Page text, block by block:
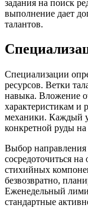
задания на поиск
выполнение дает
талантов.
Специализации
ресурсов. Ветки
навыка. Вложение
характеристикам и
механики. Каждый
конкретной руды
Выбор
сосредоточиться
стихийных
безвозвратно,
Еженедельный
стандартные